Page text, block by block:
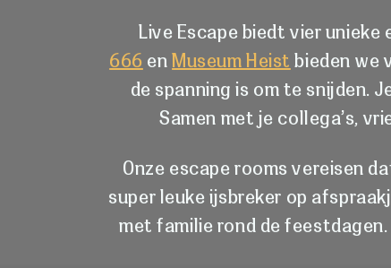
Live Escape biedt vier
666 en Museum Heist bieden we
de spanning is om te snijden.
Samen met je collega’s,
Onze escape rooms vereisen
super leuke ijsbreker op
met familie rond de